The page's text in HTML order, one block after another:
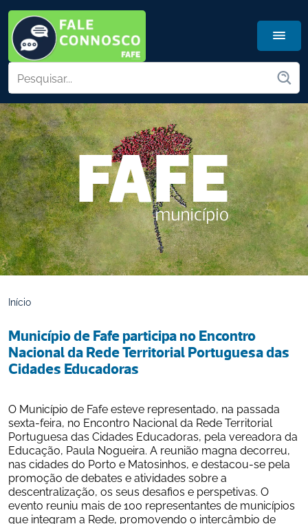
Início
Município de Fafe participa no Encontro
Nacional da Rede Territorial Portuguesa das
Cidades Educadoras
O Município de Fafe esteve representado, na passada
sexta-feira, no Encontro Nacional da Rede Territorial
Portuguesa das Cidades Educadoras, pela vereadora da
Educação, Paula Nogueira. A reunião magna decorreu,
nas cidades do Porto e Matosinhos, e destacou-se pela
promoção de debates e atividades sobre a
descentralização, os seus desafios e perspetivas. O
evento reuniu mais de 100 representantes de municípios
que integram a Rede, promovendo o intercâmbio de